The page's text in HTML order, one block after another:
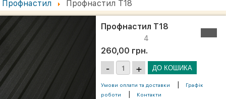
Профнастил
Профнастил Т18
Профнастил Т18
4
260,00 грн.
Умови оплати та доставки |
Графік
роботи
| Контакти